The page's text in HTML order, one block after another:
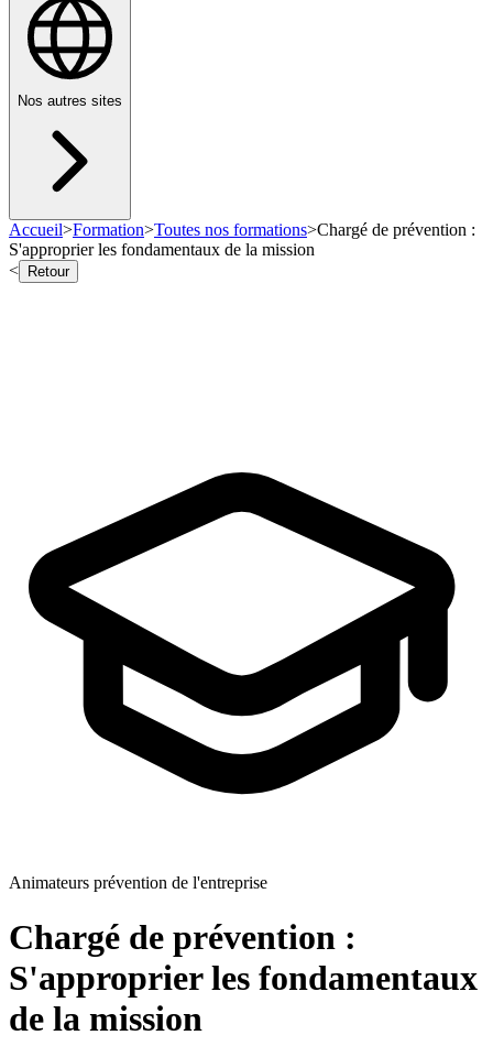
Nos autres sites
Accueil>Formation>Toutes nos formations>Chargé de prévention :
S'approprier les fondamentaux de la mission
<
Retour
Animateurs prévention de l'entreprise
Chargé de prévention :
S'approprier les fondamentaux
de la mission